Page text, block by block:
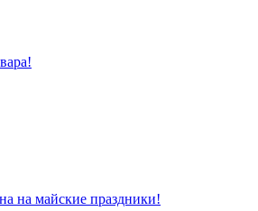
на майские праздники!